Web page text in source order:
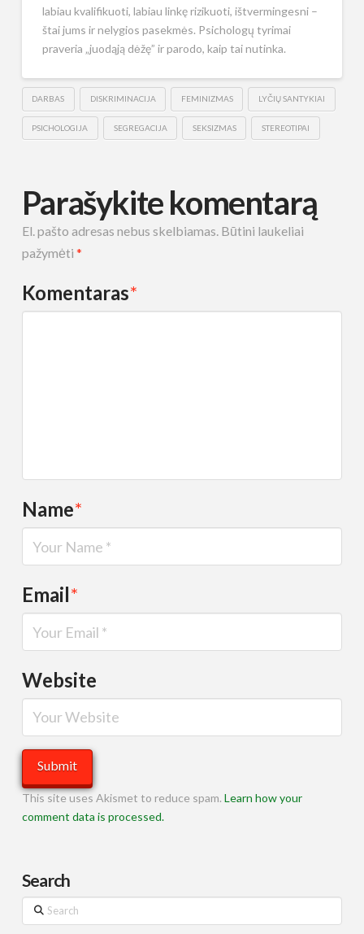
labiau kvalifikuoti, labiau linkę rizikuoti, ištvermingesni –
štai jums ir nelygios pasekmės. Psichologų tyrimai
praveria „juodąją dėžę” ir parodo, kaip tai nutinka.
DARBAS DISKRIMINACIJA FEMINIZMAS LYČIŲ SANTYKIAI
PSICHOLOGIJA SEGREGACIJA SEKSIZMAS STEREOTIPAI
Parašykite komentarą
El. pašto adresas nebus skelbiamas. Būtini laukeliai
pažymėti *
Komentaras*
Name*
Email*
Website
This site uses Akismet to reduce spam. Learn how your
comment data is processed.
Search
Search